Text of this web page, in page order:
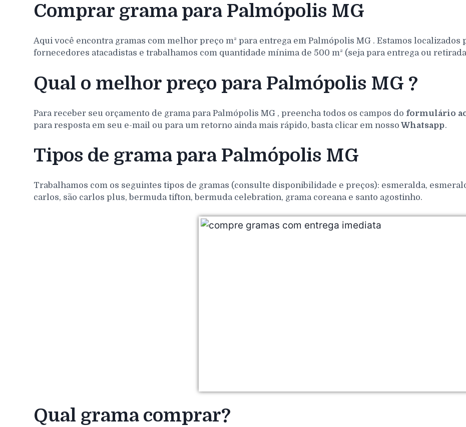
Comprar grama para Palmópolis MG
Aqui você encontra gramas com melhor preço m² para entrega em Palmópolis MG . Estamos localizados
fornecedores atacadistas e trabalhamos com quantidade mínima de 500 m² (seja para entrega ou
Qual o melhor preço para Palmópolis MG ?
Para receber seu orçamento de grama para Palmópolis MG , preencha todos os campos do formulário
para resposta em seu e-mail ou para um retorno ainda mais rápido, basta clicar em nosso Whatsapp.
Tipos de grama para Palmópolis MG
Trabalhamos com os seguintes tipos de gramas (consulte disponibilidade e preços): esmeralda,
carlos, são carlos plus, bermuda tifton, bermuda celebration, grama coreana e santo agostinho.
Qual grama comprar?